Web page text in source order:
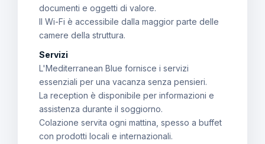
documenti e oggetti di valore.
Il Wi-Fi è accessibile dalla maggior parte delle
camere della struttura.
Servizi
L'Mediterranean Blue fornisce i servizi
essenziali per una vacanza senza pensieri.
La reception è disponibile per informazioni e
assistenza durante il soggiorno.
Colazione servita ogni mattina, spesso a buffet
con prodotti locali e internazionali.